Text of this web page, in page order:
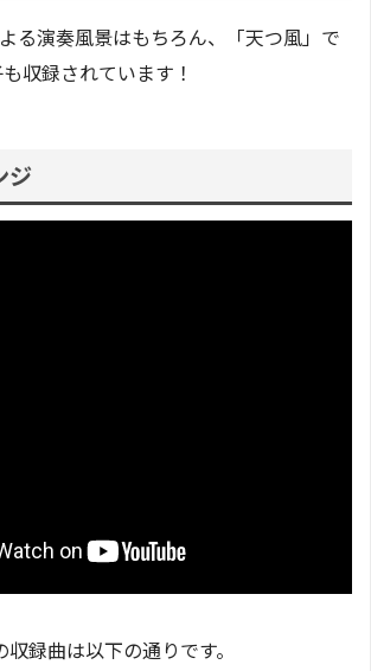
る演奏風景はもちろん、「天つ風」で
収録されています！
ジ
録曲は以下の通りです。